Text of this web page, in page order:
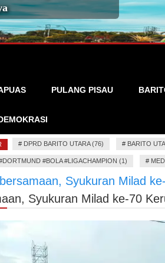
PULANG PISAU
# DPRD BARITO UTARA (76) # BARITO
#BOLA #LIGACHAMPION (1) #
Syukuran Milad
Syukuran Milad ke-70